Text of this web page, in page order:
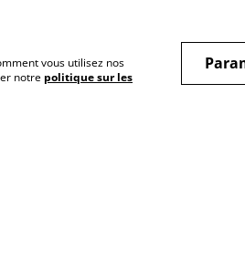
Politique de
vous utilisez nos
notre politique sur les